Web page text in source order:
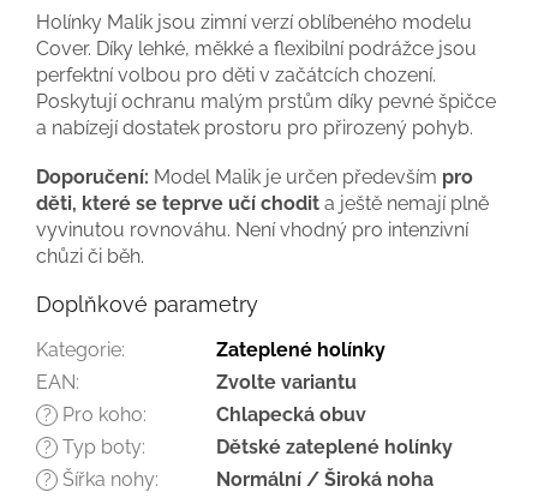
Holínky Malik jsou zimní verzí oblíbeného modelu
Cover. Díky lehké, měkké a flexibilní podrážce jsou
perfektní volbou pro děti v začátcích chození.
Poskytují ochranu malým prstům díky pevné špičce
a nabízejí dostatek prostoru pro přirozený pohyb.
Doporučení: Model Malik je určen především pro
děti, které se teprve učí chodit a ještě nemají plně
vyvinutou rovnováhu. Není vhodný pro intenzivní
chůzi či běh.
Doplňkové parametry
Kategorie:
Zateplené holínky
EAN: Zvolte variantu
? Pro koho: Chlapecká obuv
? Typ boty: Dětské zateplené holínky
? Šířka nohy: Normální / Široká noha